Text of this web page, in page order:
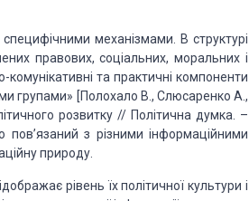
механізмами. В структурі
правових, соціальних, моральних і
комунікативні та практичні компоненти
групами» [Полохало В., Слюсаренко А.,
розвитку // Політична думка. –
пов’язаний з різними інформаційними
природу.
рівень їх політичної культури і